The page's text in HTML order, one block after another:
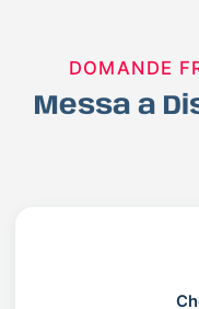
DOMANDE
Messa a